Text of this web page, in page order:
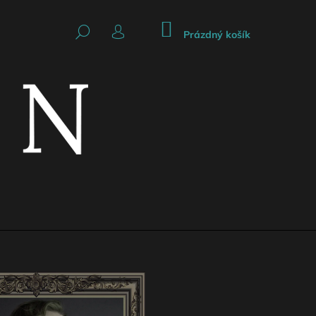
HLEDAT
PŘIHLÁŠENÍ
NÁKUPNÍ
KOŠÍK
Prázdný košík
SUKNĚ SE